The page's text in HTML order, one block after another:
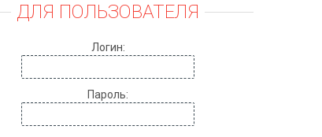
ДЛЯ ПОЛЬЗОВАТЕЛЯ
Логин:
Пароль: